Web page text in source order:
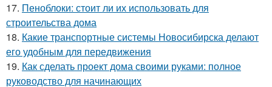
17. Пеноблоки: стоит ли их использовать для
строительства дома
18. Какие транспортные системы Новосибирска делают
его удобным для передвижения
19. Как сделать проект дома своими руками: полное
руководство для начинающих